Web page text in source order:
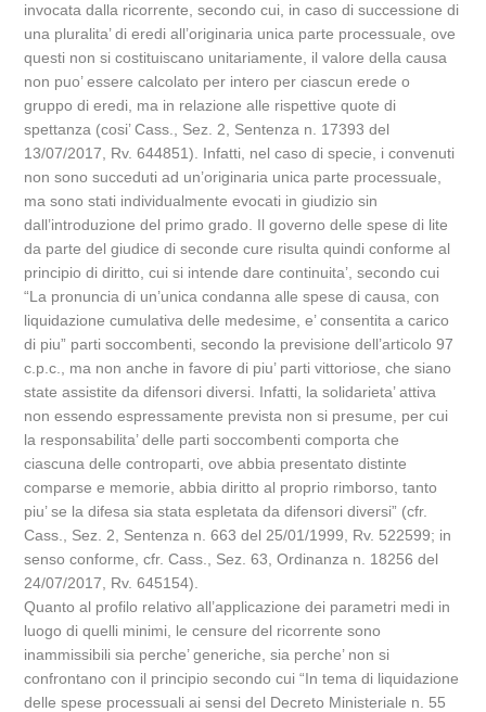
invocata dalla ricorrente, secondo cui, in caso di successione di
una pluralita’ di eredi all’originaria unica parte processuale, ove
questi non si costituiscano unitariamente, il valore della causa
non puo’ essere calcolato per intero per ciascun erede o
gruppo di eredi, ma in relazione alle rispettive quote di
spettanza (cosi’ Cass., Sez. 2, Sentenza n. 17393 del
13/07/2017, Rv. 644851). Infatti, nel caso di specie, i convenuti
non sono succeduti ad un’originaria unica parte processuale,
ma sono stati individualmente evocati in giudizio sin
dall’introduzione del primo grado. Il governo delle spese di lite
da parte del giudice di seconde cure risulta quindi conforme al
principio di diritto, cui si intende dare continuita’, secondo cui
“La pronuncia di un’unica condanna alle spese di causa, con
liquidazione cumulativa delle medesime, e’ consentita a carico
di piu” parti soccombenti, secondo la previsione dell’articolo 97
c.p.c., ma non anche in favore di piu’ parti vittoriose, che siano
state assistite da difensori diversi. Infatti, la solidarieta’ attiva
non essendo espressamente prevista non si presume, per cui
la responsabilita’ delle parti soccombenti comporta che
ciascuna delle controparti, ove abbia presentato distinte
comparse e memorie, abbia diritto al proprio rimborso, tanto
piu’ se la difesa sia stata espletata da difensori diversi” (cfr.
Cass., Sez. 2, Sentenza n. 663 del 25/01/1999, Rv. 522599; in
senso conforme, cfr. Cass., Sez. 63, Ordinanza n. 18256 del
24/07/2017, Rv. 645154).
Quanto al profilo relativo all’applicazione dei parametri medi in
luogo di quelli minimi, le censure del ricorrente sono
inammissibili sia perche’ generiche, sia perche’ non si
confrontano con il principio secondo cui “In tema di liquidazione
delle spese processuali ai sensi del Decreto Ministeriale n. 55